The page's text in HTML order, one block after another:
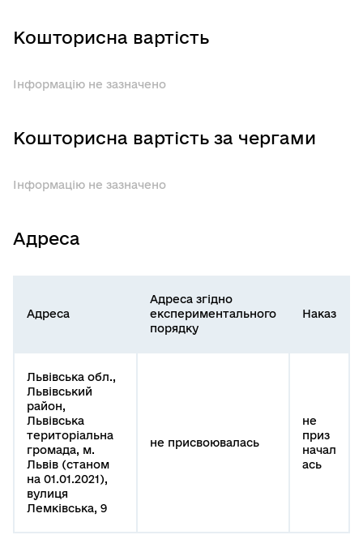
Кошторисна вартість
Інформацію не зазначено
Кошторисна вартість за чергами
Інформацію не зазначено
Адреса
Адреса
Адреса згідно
експериментального
порядку
Наказ
Львівська обл.,
Львівський
район,
Львівська
територіальна
громада, м.
Львів (станом
на 01.01.2021),
вулиця
Лемківська, 9
не присвоювалась
не
приз
начал
ась